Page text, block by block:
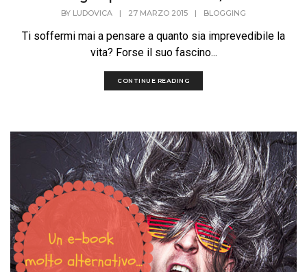
BY LUDOVICA | 27 MARZO 2015 | BLOGGING
Ti soffermi mai a pensare a quanto sia imprevedibile la
vita? Forse il suo fascino...
CONTINUE READING